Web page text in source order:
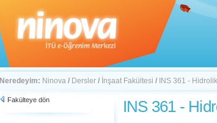
Neredeyim: Ninova / Dersler / İnşaat Fakültesi / INS 361 - Hidrolik
Fakülteye dön INS 361 -